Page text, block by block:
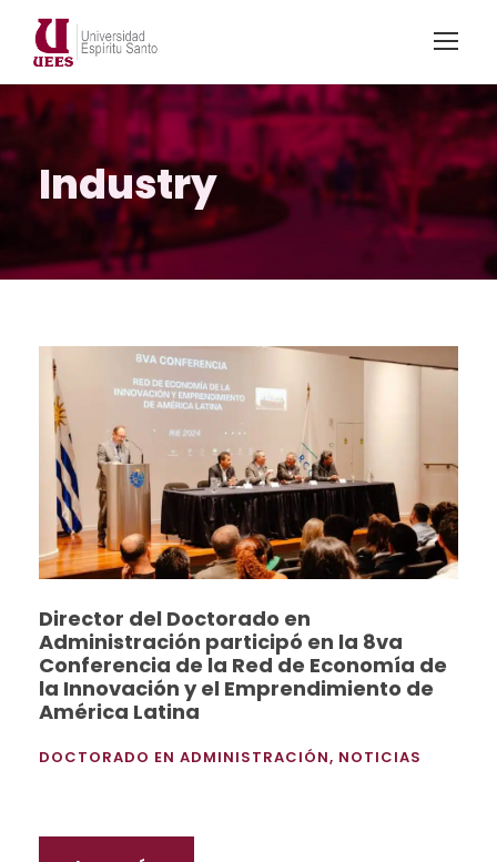
Industry
Director del Doctorado en
Administración participó en la 8va
Conferencia de la Red de Economía de
la Innovación y el Emprendimiento de
América Latina
DOCTORADO EN ADMINISTRACIÓN, NOTICIAS